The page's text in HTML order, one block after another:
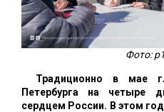
Фото:
Традиционно в мае
Петербурга на четыре
сердцем России. В этом